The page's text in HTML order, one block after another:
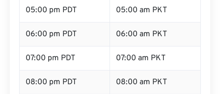
05:00 pm PDT 05:00 am PKT
06:00 pm PDT 06:00 am PKT
07:00 pm PDT 07:00 am PKT
08:00 pm PDT 08:00 am PKT